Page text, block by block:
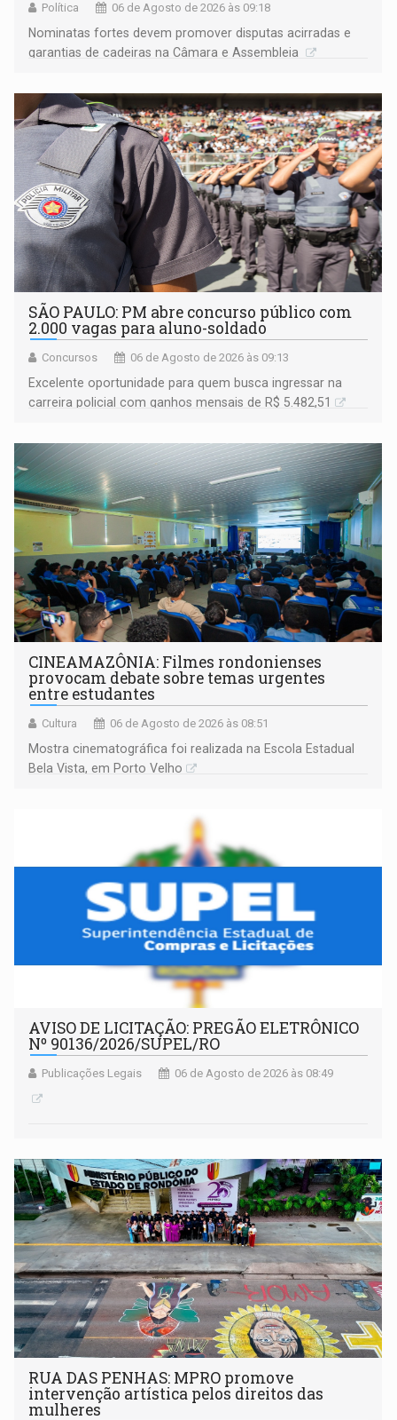
Política 06 de Agosto de 2026 às 09:18
Nominatas fortes devem promover disputas acirradas e
garantias de cadeiras na Câmara e Assembleia
SÃO PAULO: PM abre concurso público com
2.000 vagas para aluno-soldado
Concursos 06 de Agosto de 2026 às 09:13
Excelente oportunidade para quem busca ingressar na
carreira policial com ganhos mensais de R$ 5.482,51
CINEAMAZÔNIA: Filmes rondonienses
provocam debate sobre temas urgentes
entre estudantes
Cultura 06 de Agosto de 2026 às 08:51
Mostra cinematográfica foi realizada na Escola Estadual
Bela Vista, em Porto Velho
AVISO DE LICITAÇÃO: PREGÃO ELETRÔNICO
Nº 90136/2026/SUPEL/RO
Publicações Legais 06 de Agosto de 2026 às 08:49
RUA DAS PENHAS: MPRO promove
intervenção artística pelos direitos das
mulheres